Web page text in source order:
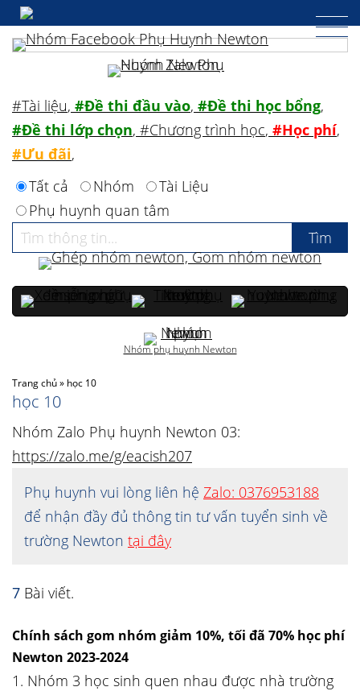
Trang chủ» học 10
học 10
Nhóm Zalo Phụ huynh Newton 03:
https://zalo.me/g/eacish207
Phụ huynh vui lòng liên hệ Zalo: 0376953188
để nhận đầy đủ thông tin tư vấn tuyển sinh về
trường Newton tại đây
7 Bài viết.
Chính sách gom nhóm giảm 10%, tối đã 70% học phí
Newton 2023-2024
1. Nhóm 3 học sinh quen nhau được nhà trường
#Tài liệu, #Đề thi đầu vào, #Đề thi học bổng,
#Đề thi lớp chọn, #Chương trình học, #Học phí,
#Ưu đãi,
Tất cả
Nhóm
Tài Liệu
Phụ huynh quan tâm
Nhóm phụ huynh Newton